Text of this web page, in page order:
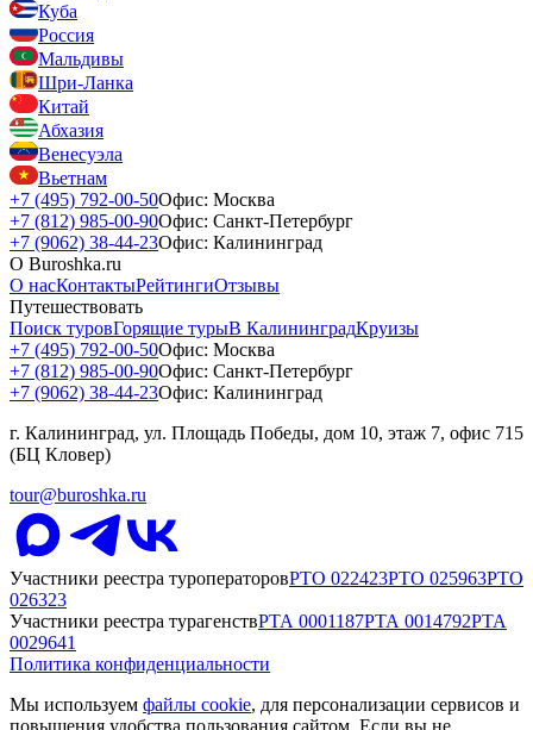
Куба
Россия
Мальдивы
Шри-Ланка
Китай
Абхазия
Венесуэла
Вьетнам
+7 (495) 792-00-50Офис: Москва
+7 (812) 985-00-90Офис: Санкт-Петербург
+7 (9062) 38-44-23Офис: Калининград
О Buroshka.ru
О насКонтактыРейтингиОтзывы
Путешествовать
Поиск туровГорящие турыВ КалининградКруизы
+7 (495) 792-00-50Офис: Москва
+7 (812) 985-00-90Офис: Санкт-Петербург
+7 (9062) 38-44-23Офис: Калининград
г. Калининград, ул. Площадь Победы, дом 10, этаж 7, офис 715
(БЦ Кловер)
tour@buroshka.ru
Участники реестра туроператоровРТО 022423РТО 025963РТО
026323
Участники реестра турагенствРТА 0001187РТА 0014792РТА
0029641
Политика конфиденциальности
Мы используем файлы cookie, для персонализации сервисов и